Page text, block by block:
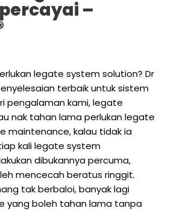
–
legate system solution? Dr
terbaik untuk sistem
pengalaman kami, legate
nak tahan lama perlukan legate
maintenance, kalau tidak ia
kali legate system
dibukannya percuma,
mencecah beratus ringgit.
tak berbaloi, banyak lagi
yang boleh tahan lama tanpa